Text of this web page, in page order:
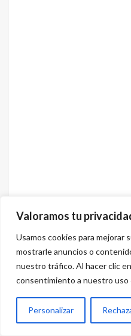
Valoramos tu
Usamos cookies para mejorar
mostrarle anuncios o
nuestro tráfico. Al hacer clic
consentimiento a nuestro uso
Personalizar
Previous
Con gran éxito se
Shanghái 2025